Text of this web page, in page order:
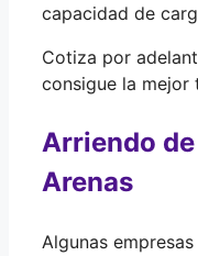
capacidad de
Cotiza por
consigue la mejor
Arriendo
Arenas
Algunas